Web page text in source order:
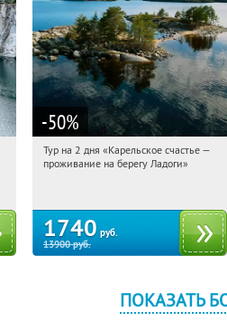
-50%
02:18:51 Купили:39
Тур на 2 дня «Карельское счастье —
проживание на берегу Ладоги»
1740 руб.
13900руб.
ПОКАЗАТЬ